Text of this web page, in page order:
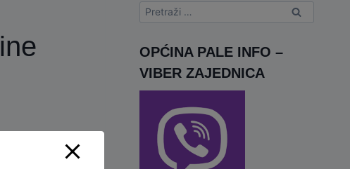
Pretraga:
OPĆINA PALE INFO –
VIBER ZAJEDNICA